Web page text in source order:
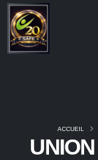
ACCUEIL